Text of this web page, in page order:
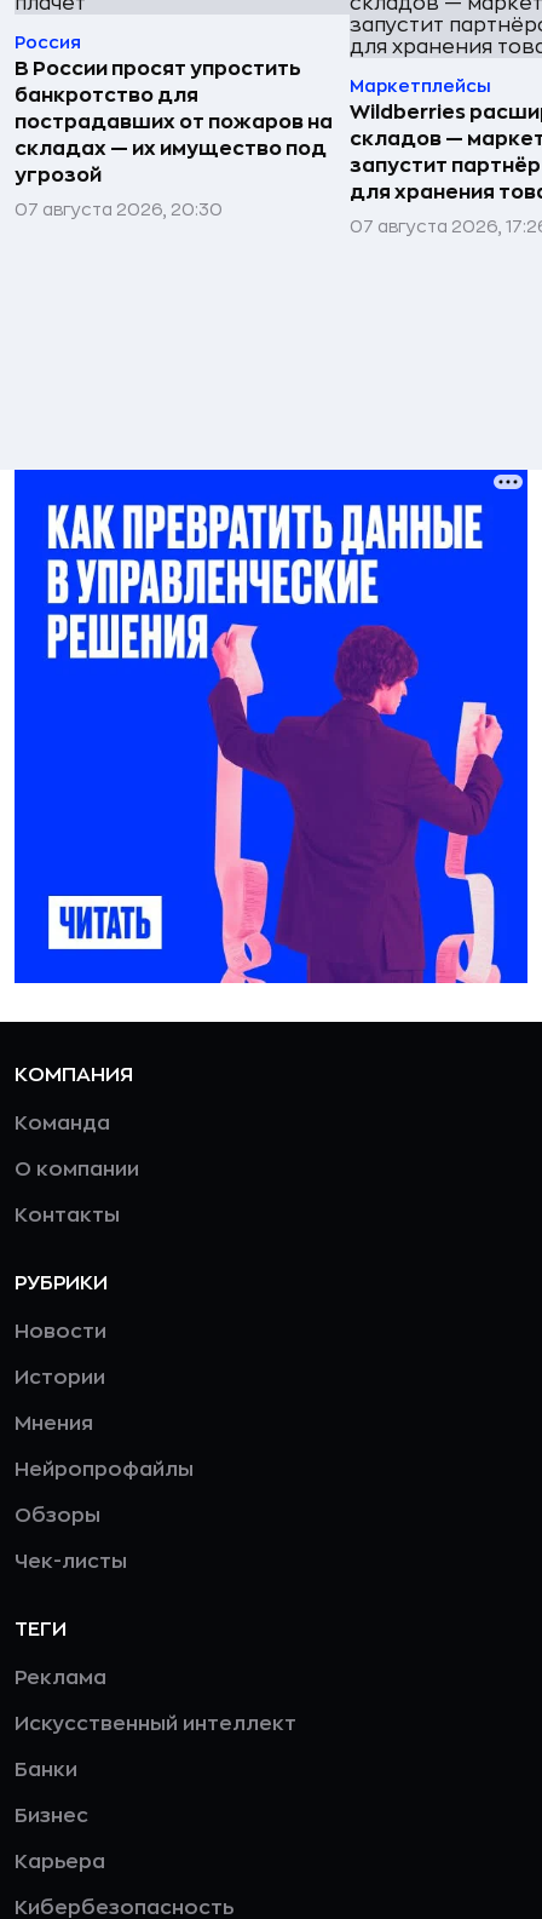
Россия
В России просят упростить
банкротство для
пострадавших от пожаров на
складах — их имущество под
угрозой
07 августа 2026, 20:30
Маркетплейсы
Wildberries
складов —
запустит
для хранения
07 августа 2026,
КОМПАНИЯ
Команда
О компании
Контакты
РУБРИКИ
Новости
Истории
Мнения
Нейропрофайлы
Обзоры
Чек-листы
ТЕГИ
Реклама
Искусственный интеллект
Банки
Бизнес
Карьера
Кибербезопасность